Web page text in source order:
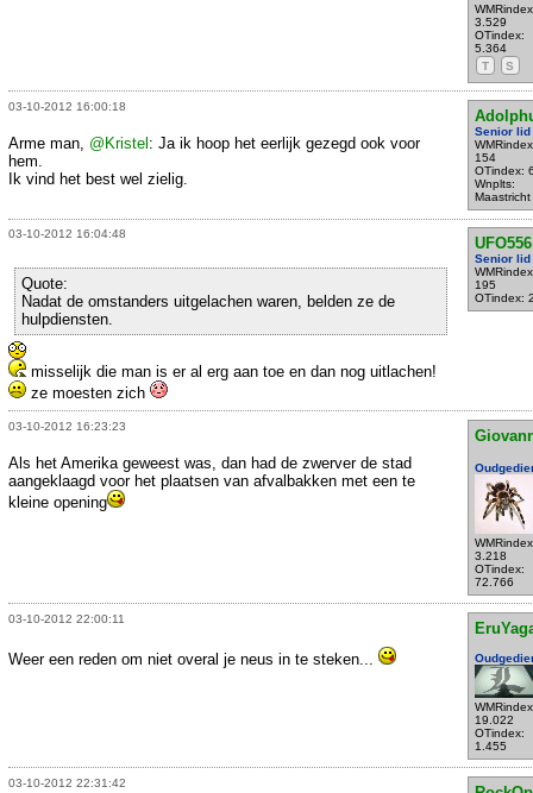
3.529
OTindex:
5.364
T
S
03-10-2012 16:00:18
Senior lid
154
OTindex:
Wnplts:
Maastricht
Arme man, @Kristel : Ja ik hoop het eerlijk gezegd ook voor
hem.
Ik vind het best wel zielig.
03-10-2012 16:04:48
UFO556
Senior lid
195
OTindex:
Quote:
Nadat de omstanders uitgelachen waren, belden ze de
hulpdiensten.
misselijk die man is er al erg aan toe en dan nog uitlachen!
ze moesten zich
03-10-2012 16:23:23
3.218
OTindex:
72.766
Als het Amerika geweest was, dan had de zwerver de stad
aangeklaagd voor het plaatsen van afvalbakken met een te
kleine opening
03-10-2012 22:00:11
19.022
OTindex:
1.455
Weer een reden om niet overal je neus in te steken...
03-10-2012 22:31:42